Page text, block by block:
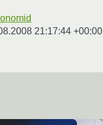
21:17:44 +00:00